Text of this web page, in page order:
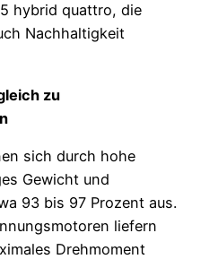
hybrid quattro, die
Nachhaltigkeit
zu
sich durch hohe
Gewicht und
93 bis 97 Prozent aus.
liefern
Drehmoment